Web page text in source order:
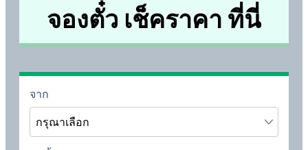
จองตั๋ว เช็คราคา ที่นี่